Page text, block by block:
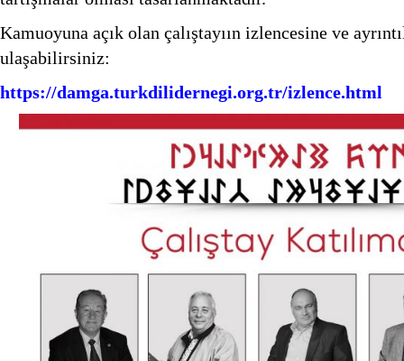
Kamuoyuna açık olan çalıştayıın izlencesine ve
ulaşabilirsiniz:
https://damga.turkdilidernegi.org.tr/izlence.html